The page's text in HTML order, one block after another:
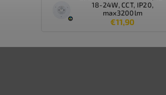
18-24W, CCT, IP20,
max3200lm
€11,90